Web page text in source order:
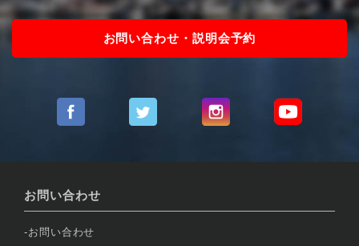
お問い合わせ・説明会予約
お問い合わせ
お問い合わせ